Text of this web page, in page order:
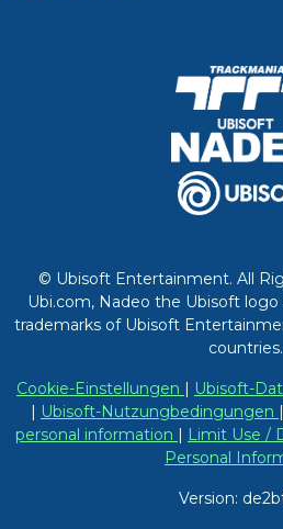
© Ubisoft Entertainment. All
Ubi.com, Nadeo the Ubisoft
trademarks of Ubisoft
countries.
Cookie-Einstellungen | Ubisoft-
| Ubisoft-Nutzungbedingungen |
personal information | Limit Use /
Personal
Version: